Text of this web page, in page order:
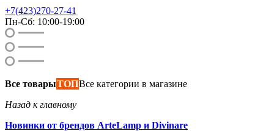
+7(423)270-27-41
Пн-Сб: 10:00-19:00
Все товарыТОПВсе категории в магазине
Назад к главному
Новинки от брендов ArteLamp и Divinare